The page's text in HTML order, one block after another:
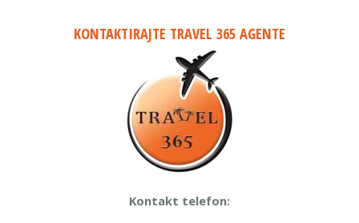
KONTAKTIRAJTE TRAVEL 365 AGENTE
Kontakt telefon: